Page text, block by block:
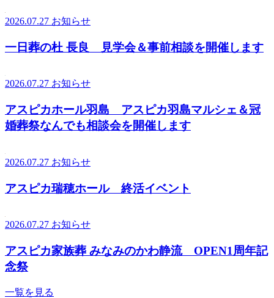
2026.07.27 お知らせ
一日葬の杜 長良 見学会＆事前相談を開催します
2026.07.27 お知らせ
アスピカホール羽島 アスピカ羽島マルシェ＆冠
婚葬祭なんでも相談会を開催します
2026.07.27 お知らせ
アスピカ瑞穂ホール 終活イベント
2026.07.27 お知らせ
アスピカ家族葬 みなみのかわ静流 OPEN1周年記
念祭
一覧を見る